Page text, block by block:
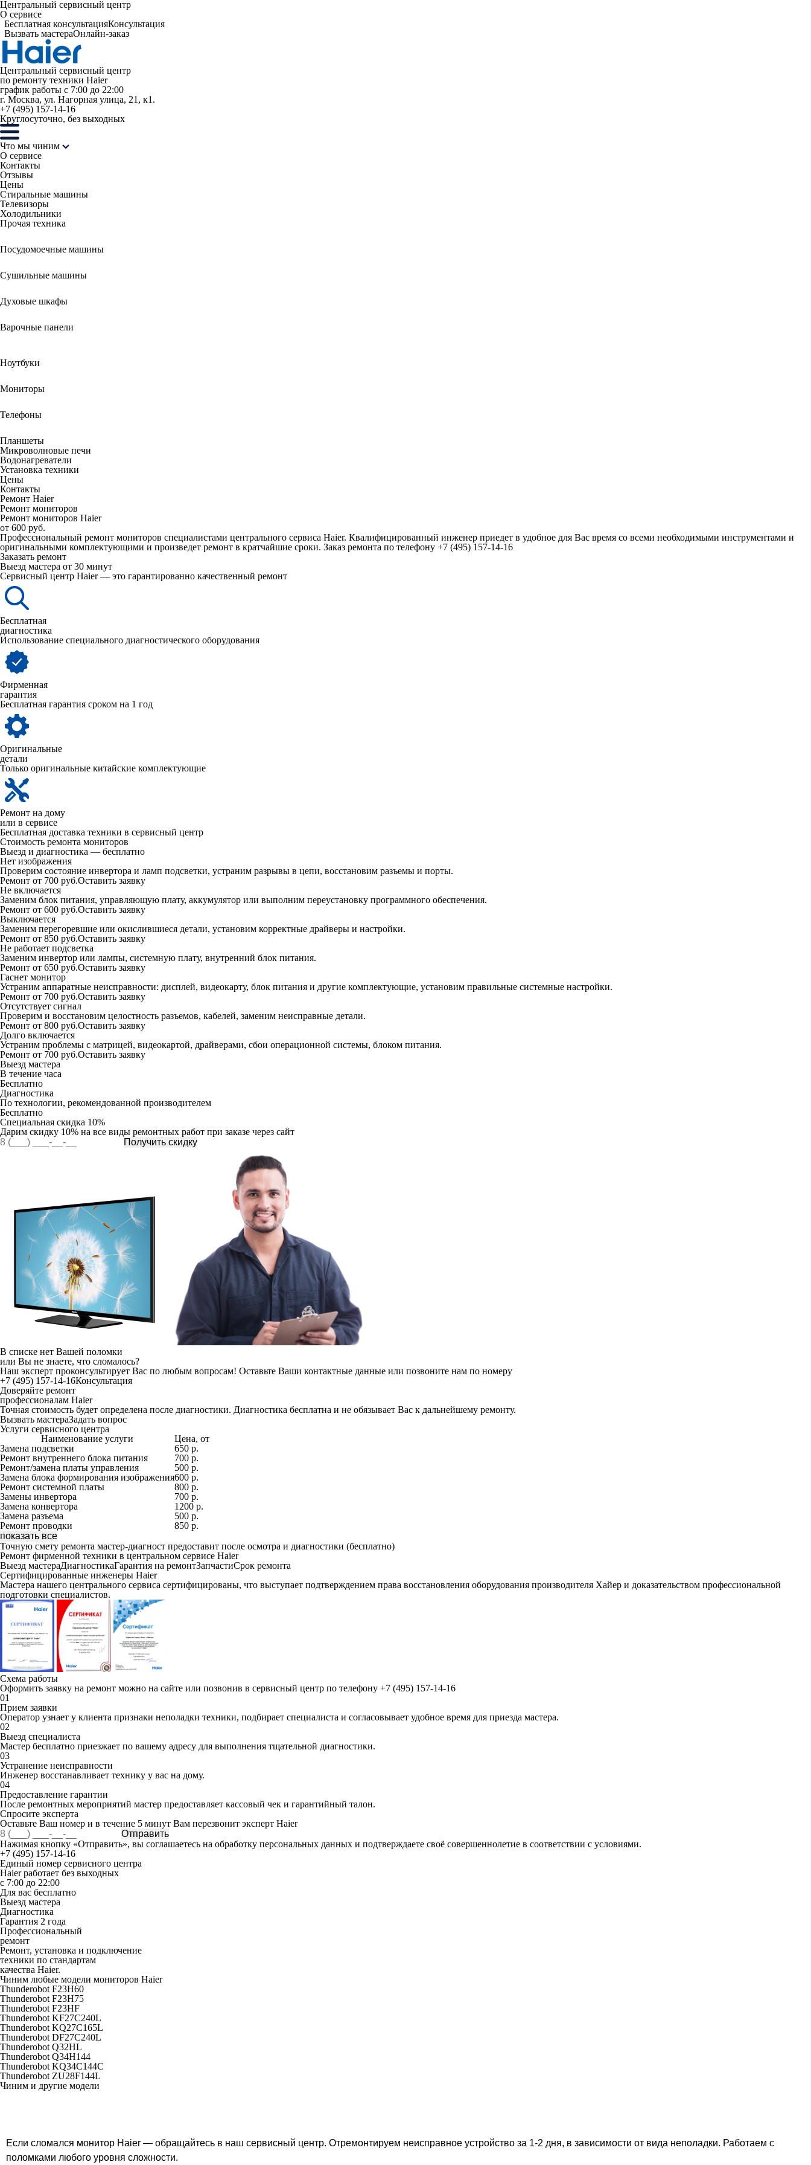
Центральный сервисный центр
О сервисе
Бесплатная консультацияКонсультация
Вызвать мастераОнлайн-заказ
Центральный сервисный центр
по ремонту техники Haier
график работы с 7:00 до 22:00
г. Москва, ул. Нагорная улица, 21, к1.
+7 (495) 157-14-16
Круглосуточно, без выходных
Что мы чиним
О сервисе
Контакты
Отзывы
Цены
Стиральные машины
Телевизоры
Холодильники
Прочая техника
Посудомоечные машины
Сушильные машины
Духовые шкафы
Варочные панели
Ноутбуки
Мониторы
Телефоны
Планшеты
Микроволновые печи
Водонагреватели
Установка техники
Цены
Контакты
Ремонт Haier
Ремонт мониторов
Ремонт мониторов Haier
от 600 руб.
Профессиональный ремонт мониторов специалистами центрального сервиса Haier. Квалифицированный инженер приедет в удобное для Вас время со всеми необходимыми инструментами и
оригинальными комплектующими и произведет ремонт в кратчайшие сроки. Заказ ремонта по телефону +7 (495) 157-14-16
Заказать ремонт
Выезд мастера от 30 минут
Сервисный центр Haier — это гарантированно качественный ремонт
Бесплатная
диагностика
Использование специального диагностического оборудования
Фирменная
гарантия
Бесплатная гарантия сроком на 1 год
Оригинальные
детали
Только оригинальные китайские комплектующие
Ремонт на дому
или в сервисе
Бесплатная доставка техники в сервисный центр
Стоимость ремонта мониторов
Выезд и диагностика — бесплатно
Нет изображения
Проверим состояние инвертора и ламп подсветки, устраним разрывы в цепи, восстановим разъемы и порты.
Ремонт от 700 руб.Оставить заявку
Не включается
Заменим блок питания, управляющую плату, аккумулятор или выполним переустановку программного обеспечения.
Ремонт от 600 руб.Оставить заявку
Выключается
Заменим перегоревшие или окислившиеся детали, установим корректные драйверы и настройки.
Ремонт от 850 руб.Оставить заявку
Не работает подсветка
Заменим инвертор или лампы, системную плату, внутренний блок питания.
Ремонт от 650 руб.Оставить заявку
Гаснет монитор
Устраним аппаратные неисправности: дисплей, видеокарту, блок питания и другие комплектующие, установим правильные системные настройки.
Ремонт от 700 руб.Оставить заявку
Отсутствует сигнал
Проверим и восстановим целостность разъемов, кабелей, заменим неисправные детали.
Ремонт от 800 руб.Оставить заявку
Долго включается
Устраним проблемы с матрицей, видеокартой, драйверами, сбои операционной системы, блоком питания.
Ремонт от 700 руб.Оставить заявку
Выезд мастера
В течение часа
Бесплатно
Диагностика
По технологии, рекомендованной производителем
Бесплатно
Специальная скидка 10%
Дарим скидку 10% на все виды ремонтных работ при заказе через сайт
Получить скидку
В списке нет Вашей поломки
или Вы не знаете, что сломалось?
Наш эксперт проконсультирует Вас по любым вопросам! Оставьте Ваши контактные данные или позвоните нам по номеру
+7 (495) 157-14-16Консультация
Доверяйте ремонт
профессионалам Haier
Точная стоимость будет определена после диагностики. Диагностика бесплатна и не обязывает Вас к дальнейшему ремонту.
Вызвать мастераЗадать вопрос
Услуги сервисного центра
Наименование услуги
Цена, от
Замена подсветки
650 р.
Ремонт внутреннего блока питания
700 р.
Ремонт/замена платы управления
500 р.
Замена блока формирования изображения600 р.
Ремонт системной платы
800 р.
Замены инвертора
700 р.
Замена конвертора
1200 р.
Замена разъема
500 р.
Ремонт проводки
850 р.
показать все
Точную смету ремонта мастер-диагност предоставит после осмотра и диагностики (бесплатно)
Ремонт фирменной техники в центральном сервисе Haier
Выезд мастераДиагностикаГарантия на ремонтЗапчастиСрок ремонта
Сертифицированные инженеры Haier
Мастера нашего центрального сервиса сертифицированы, что выступает подтверждением права восстановления оборудования производителя Хайер и доказательством профессиональной
подготовки специалистов.
Схема работы
Оформить заявку на ремонт можно на сайте или позвонив в сервисный центр по телефону +7 (495) 157-14-16
01
Прием заявки
Оператор узнает у клиента признаки неполадки техники, подбирает специалиста и согласовывает удобное время для приезда мастера.
02
Выезд специалиста
Мастер бесплатно приезжает по вашему адресу для выполнения тщательной диагностики.
03
Устранение неисправности
Инженер восстанавливает технику у вас на дому.
04
Предоставление гарантии
После ремонтных мероприятий мастер предоставляет кассовый чек и гарантийный талон.
Спросите эксперта
Оставьте Ваш номер и в течение 5 минут Вам перезвонит эксперт Haier
Отправить
Нажимая кнопку «Отправить», вы соглашаетесь на обработку персональных данных и подтверждаете своё совершеннолетие в соответствии с условиями.
+7 (495) 157-14-16
Единый номер сервисного центра
Haier работает без выходных
с 7:00 до 22:00
Для вас бесплатно
Выезд мастера
Диагностика
Гарантия 2 года
Профессиональный
ремонт
Ремонт, установка и подключение
техники по стандартам
качества Haier.
Чиним любые модели мониторов Haier
Thunderobot F23H60
Thunderobot F23H75
Thunderobot F23HF
Thunderobot KF27C240L
Thunderobot KQ27C165L
Thunderobot DF27C240L
Thunderobot Q32HL
Thunderobot Q34H144
Thunderobot KQ34C144C
Thunderobot ZU28F144L
Чиним и другие модели
Если сломался монитор Haier — обращайтесь в наш сервисный центр. Отремонтируем неисправное устройство за 1-2 дня, в зависимости от вида неполадки. Работаем с
поломками любого уровня сложности.